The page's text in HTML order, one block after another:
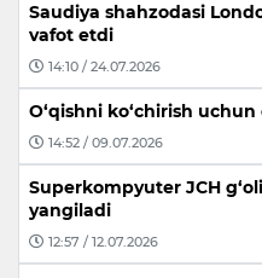
Saudiya shahzodasi
vafot etdi
14:10 / 24.07.2026
O‘qishni ko‘chirish
14:52 / 09.07.2026
Superkompyuter JCH
yangiladi
12:57 / 12.07.2026